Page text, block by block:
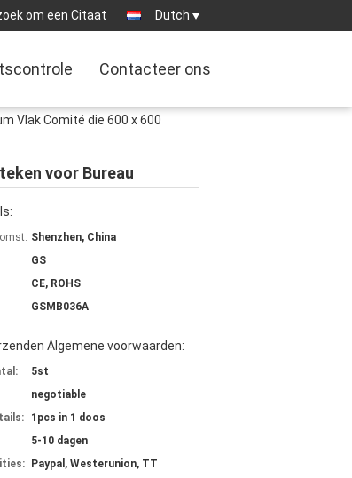
om een Citaat Dutch
Contacteer ons
Vlak Comité die 600 x 600
voor Bureau
Shenzhen, China
GS
CE, ROHS
GSMB036A
Algemene voorwaarden:
5st
negotiable
1pcs in 1 doos
5-10 dagen
Paypal, Westerunion, TT